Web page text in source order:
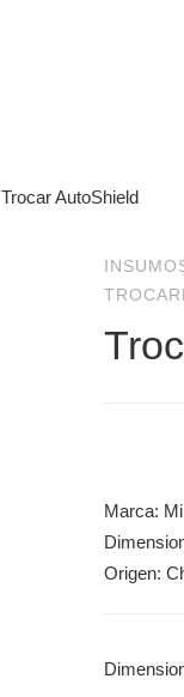
Trocar AutoShield
Marca:
Origen: